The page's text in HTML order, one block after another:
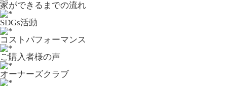
家ができるまでの流れ
SDGs活動
コストパフォーマンス
ご購入者様の声
オーナーズクラブ